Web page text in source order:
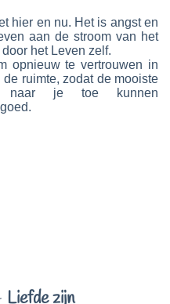
hier en nu. Het is angst en
aan de stroom van het
het Leven zelf.
opnieuw te vertrouwen in
ruimte, zodat de mooiste
naar je toe kunnen
Liefde zijn